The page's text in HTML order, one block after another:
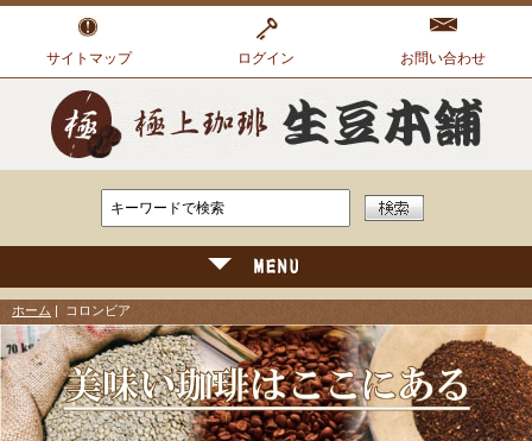
サイトマップ ログイン お問い合わせ
ホーム | コロンビア